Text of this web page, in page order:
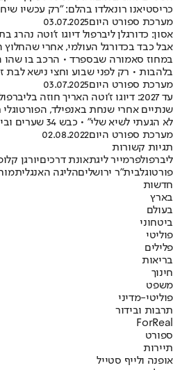
כריסטיאנו רונאלדו בהלם: "רק עכשיו
מערכת ספורט היום03.07.2025
אסון: כדורגלן ליברפול דיוגו ז'וטה נהרג
אבל כבד בכדורגל העולמי, אחרי שהחלוץ
במחוז סאמורה שבספרד • הרכב בו שהו
בלהבות • רק לפני שבוע וחצי נישא לבת
מערכת ספורט היום03.07.2025
עד 2027: דיוגו ז'וטה האריך חוזה בליברפול
שנתיים אחרי שנחת באנפילד,
לא הגעתי לשיא שלי" • כבש 34 שערים ובישל עוד 9 בסך הכל
מערכת ספורט היום02.08.2022
תגיות קשורות
ליברפולפרמייר ליגתאונת דרכיםיורגן
פורטוגלבית"ר ירושליםהליגה האנגלית
חדשות
בארץ
בעולם
ביטחוני
פוליטי
פלילים
בריאות
חינוך
משפט
פוליטי-מדיני
תרבות ובידור
ForReal
ספורט
תיירות
אופנה ולייף סטייל